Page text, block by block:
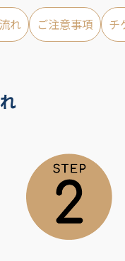
れ ご注意事項 チ